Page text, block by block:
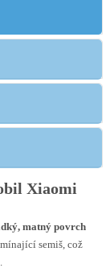
Xiaomi
matný povrch
semiš, což